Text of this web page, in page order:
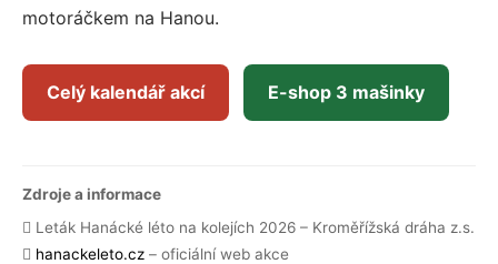
motoráčkem na Hanou.
Celý kalendář akcí E-shop 3 mašinky
Zdroje a informace
Leták Hanácké léto na kolejích 2026 – Kroměřížská dráha z.s.
hanackeleto.cz – oficiální web akce